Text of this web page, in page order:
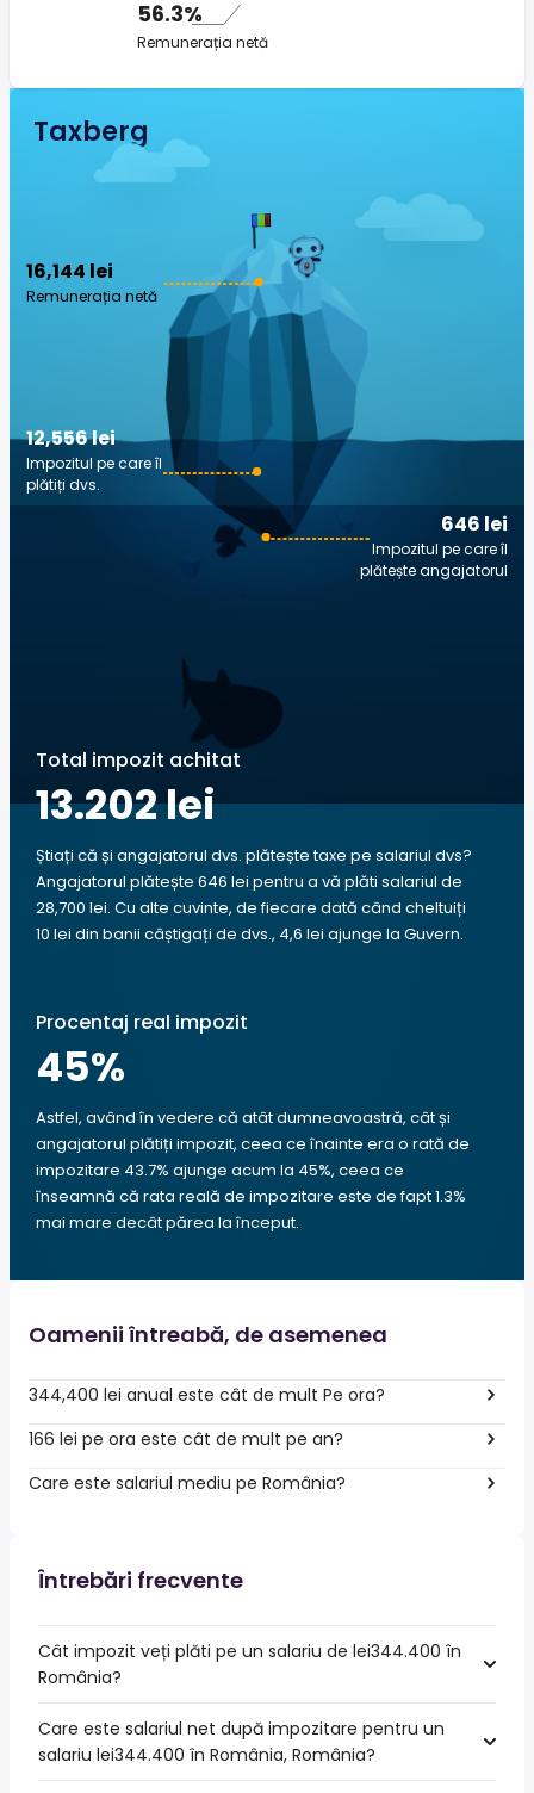
56.3%
Remunerația netă
Taxberg
16,144 lei
Remunerația netă
646 lei
Impozitul pe care îl
plătește angajatorul
12,556 lei
Impozitul pe care îl
plătiți dvs.
Total impozit achitat
13.202 lei
Știați că și angajatorul dvs. plătește taxe pe salariul dvs?
Angajatorul plătește 646 lei pentru a vă plăti salariul de
28,700 lei. Cu alte cuvinte, de fiecare dată când cheltuiți
10 lei din banii câștigați de dvs., 4,6 lei ajunge la Guvern.
Procentaj real impozit
45%
Astfel, având în vedere că atât dumneavoastră, cât și
angajatorul plătiți impozit, ceea ce înainte era o rată de
impozitare 43.7% ajunge acum la 45%, ceea ce
înseamnă că rata reală de impozitare este de fapt 1.3%
mai mare decât părea la început.
Oamenii întreabă, de asemenea
344,400 lei anual este cât de mult Pe ora?
166 lei pe ora este cât de mult pe an?
Care este salariul mediu pe România?
Întrebări frecvente
Cât impozit veți plăti pe un salariu de lei344.400 în
România?
Care este salariul net după impozitare pentru un
salariu lei344.400 în România, România?